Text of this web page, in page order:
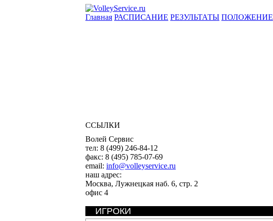
Главная РАСПИСАНИЕ РЕЗУЛЬТАТЫ ПОЛОЖЕНИЕ
ССЫЛКИ
Волей Сервис
тел: 8 (499) 246-84-12
факс: 8 (495) 785-07-69
email: info@volleyservice.ru
наш адрес:
Москва, Лужнецкая наб. 6, стр. 2
офис 4
ИГРОКИ